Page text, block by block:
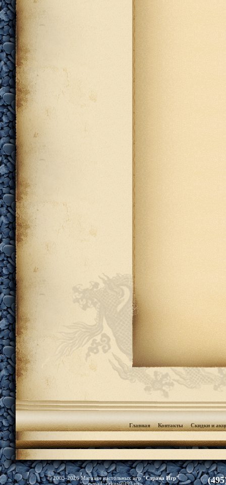
Главная Контакты Скидки и
© 2005-2026 Магазин настольных игр"Страна Игр"
e-mail:zakaz@393.ru